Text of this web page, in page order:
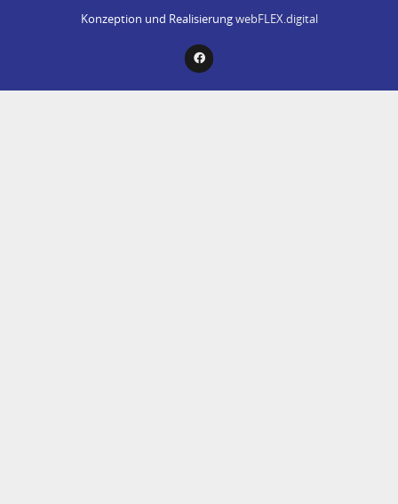
Konzeption und RealisierungwebFLEX.digital